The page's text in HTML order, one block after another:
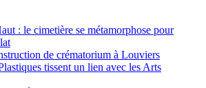
: le cimetière se métamorphose pour
de crématorium à Louviers
tissent un lien avec les Arts